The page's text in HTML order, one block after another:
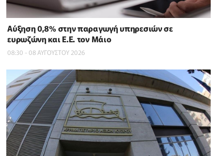
Αύξηση 0,8% στην παραγωγή υπηρεσιών σε
ευρωζώνη και Ε.Ε. τον Μάιο
08:30 - 08 ΑΥΓΟΥΣΤΟΥ 2026